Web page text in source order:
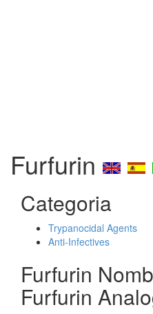
Furfurin
Categoria
Trypanocidal Agents
Anti-Infectives
Furfurin
Furfurin